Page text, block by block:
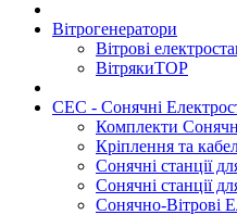
Вітрогенератори
Вітрові
ВітрякиTOP
СЕС - Сонячні
Комплекти
Кріплення та
Сонячні станції
Сонячні станції
Сонячно-Вітрові